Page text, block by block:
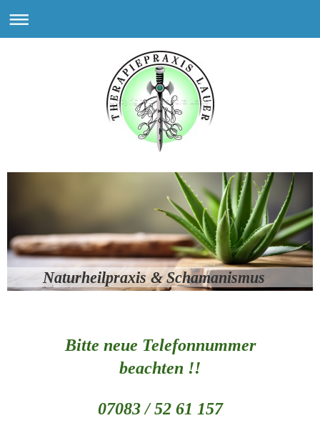
Naturheilpraxis & Schamanismus
Bitte neue Telefonnummer
beachten !!
07083 / 52 61 157